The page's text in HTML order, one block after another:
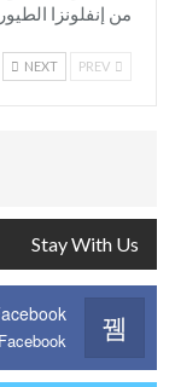
من إنفلونزا الطيور
NEXT
Stay With Us